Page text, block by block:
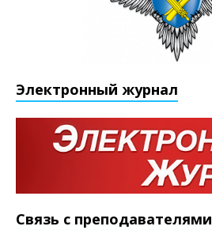
Электронный журнал
Связь с преподавателями